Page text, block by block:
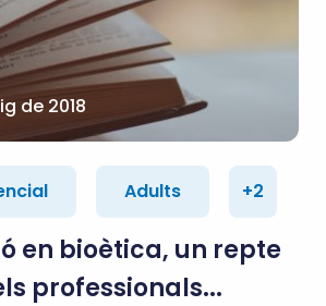
de 2018
Adults +2
en bioètica, un repte
professionals...